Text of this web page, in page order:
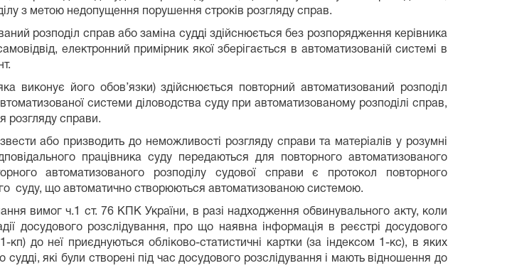
з метою недопущення порушення строків розгляду справ.
розподіл справ або заміна судді здійснюється без розпорядження керівника
електронний примірник якої зберігається в автоматизованій системі в
його обов’язки) здійснюється повторний автоматизований розподіл
системи діловодства суду при автоматизованому розподілі справ,
розгляду справи.
або призводить до неможливості розгляду справи та матеріалів у розумні
працівника суду передаються для повторного автоматизованого
автоматизованого розподілу судової справи є протокол повторного
суду, що автоматично створюються автоматизованою системою.
вимог ч.1 ст. 76 КПК України, в разі надходження обвинувального акту, коли
досудового розслідування, про що наявна інформація в реєстрі досудового
до неї приєднуються обліково-статистичні картки (за індексом 1-кс), в яких
які були створені під час досудового розслідування і мають відношення до